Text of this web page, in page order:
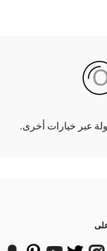
عبر خيارات أخرى.
على